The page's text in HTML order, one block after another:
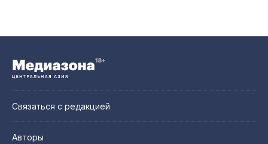
Связаться с редакцией
Авторы